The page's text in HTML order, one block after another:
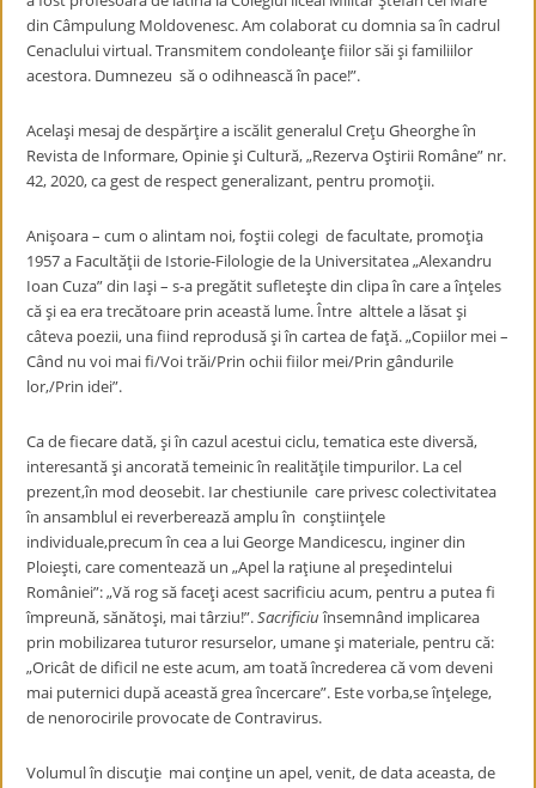
din Câmpulung Moldovenesc. Am colaborat cu domnia sa în cadrul
Cenaclului virtual. Transmitem condoleanţe fiilor săi şi familiilor
acestora. Dumnezeu să o odihnească în pace!”.
Acelaşi mesaj de despărţire a iscălit generalul Creţu Gheorghe în
Revista de Informare, Opinie şi Cultură, „Rezerva Oştirii Române” nr.
42, 2020, ca gest de respect generalizant, pentru promoţii.
Anişoara – cum o alintam noi, foştii colegi de facultate, promoţia
1957 a Facultăţii de Istorie-Filologie de la Universitatea „Alexandru
Ioan Cuza” din Iaşi – s-a pregătit sufleteşte din clipa în care a înţeles
că şi ea era trecătoare prin această lume. Între alttele a lăsat şi
câteva poezii, una fiind reprodusă şi în cartea de faţă. „Copiilor mei –
Când nu voi mai fi/Voi trăi/Prin ochii fiilor mei/Prin gândurile
lor,/Prin idei”.
Ca de fiecare dată, şi în cazul acestui ciclu, tematica este diversă,
interesantă şi ancorată temeinic în realităţile timpurilor. La cel
prezent,în mod deosebit. Iar chestiunile care privesc colectivitatea
în ansamblul ei reverberează amplu în conştiinţele
individuale,precum în cea a lui George Mandicescu, inginer din
Ploieşti, care comentează un „Apel la raţiune al preşedintelui
României”: „Vă rog să faceţi acest sacrificiu acum, pentru a putea fi
împreună, sănătoşi, mai târziu!”.Sacrificiuînsemnând implicarea
prin mobilizarea tuturor resurselor, umane şi materiale, pentru că:
„Oricât de dificil ne este acum, am toată încrederea că vom deveni
mai puternici după această grea încercare”. Este vorba,se înţelege,
de nenorocirile provocate de Contravirus.
Volumul în discuţie mai conţine un apel, venit, de data aceasta, de